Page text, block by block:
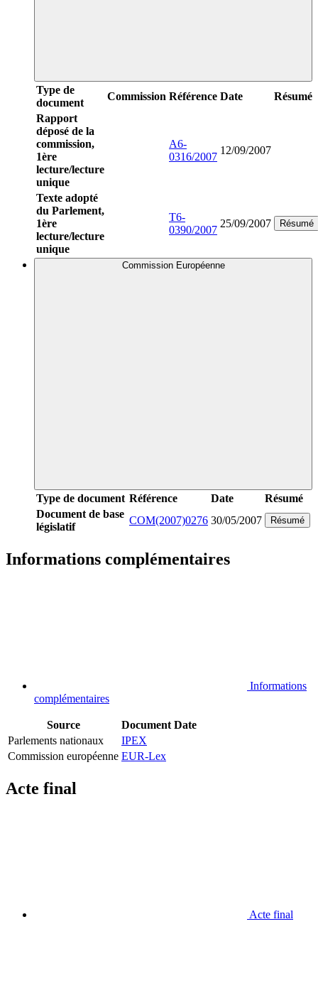
Type de
document
Commission Référence Date
Résumé
Rapport
déposé de la
commission,
1ère
lecture/lecture
unique
A6-
0316/2007
12/09/2007
Texte adopté
du Parlement,
1ère
lecture/lecture
unique
T6-
0390/2007
25/09/2007 Résumé
Commission Européenne
Type de document Référence Date
Résumé
Document de base
législatif
COM(2007)0276 30/05/2007 Résumé
Informations complémentaires
Informations
complémentaires
Source Document Date
Parlements nationaux
IPEX
Commission européenne EUR-Lex
Acte final
Acte final